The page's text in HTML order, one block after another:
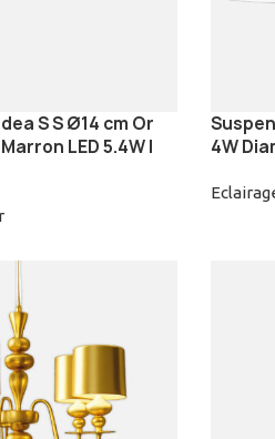
S S Ø14 cm Or
LED 5.4W |
4W